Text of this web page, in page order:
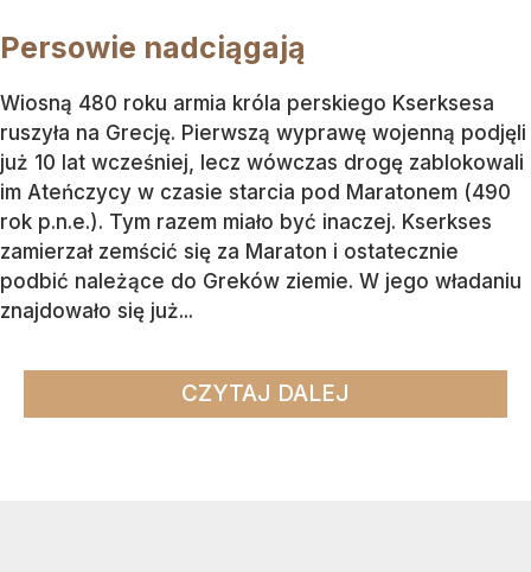
Persowie nadciągają
Wiosną 480 roku armia króla perskiego Kserksesa
ruszyła na Grecję. Pierwszą wyprawę wojenną podjęli
już 10 lat wcześniej, lecz wówczas drogę zablokowali
im Ateńczycy w czasie starcia pod Maratonem (490
rok p.n.e.). Tym razem miało być inaczej. Kserkses
zamierzał zemścić się za Maraton i ostatecznie
podbić należące do Greków ziemie. W jego władaniu
znajdowało się już...
CZYTAJ DALEJ